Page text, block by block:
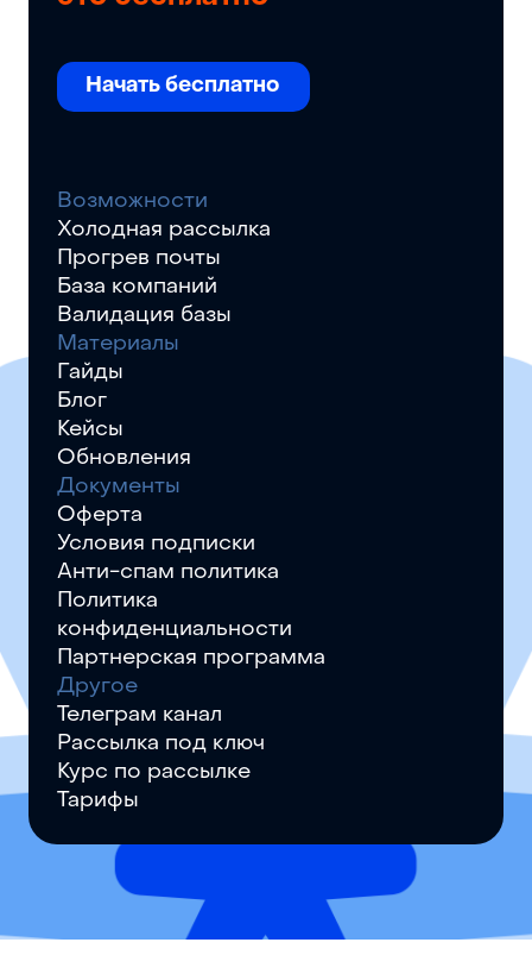
Начать бесплатно
Возможности
Холодная рассылка
Прогрев почты
База компаний
Валидация базы
Материалы
Гайды
Блог
Кейсы
Обновления
Документы
Оферта
Условия подписки
Анти-спам политика
Политика
конфиденциальности
Партнерская программа
Другое
Телеграм канал
Рассылка под ключ
Курс по рассылке
Тарифы